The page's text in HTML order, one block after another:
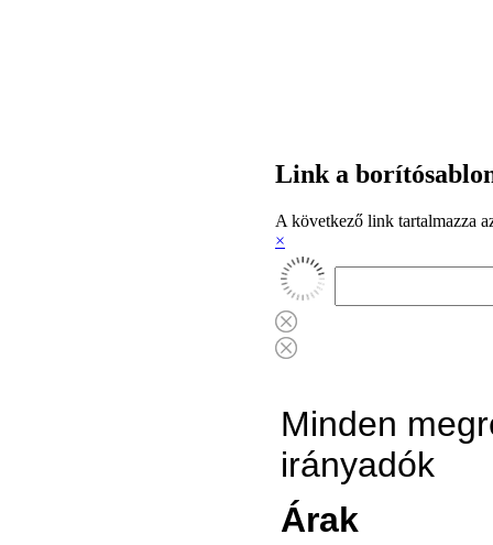
Link a
A következő link tartalmazza
×
Minden
irányadók
Árak